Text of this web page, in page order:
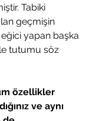
Tabiki
geçmişin
yapan başka
tutumu söz
özellikler
ve aynı